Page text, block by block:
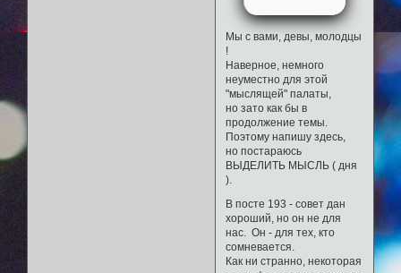
Мы с вами, девы, молодцы
!
Наверное, немного
неуместно для этой
"мыслящей" палаты,
но зато как бы в
продолжение темы.
Поэтому напишу здесь,
но постараюсь
ВЫДЕЛИТЬ МЫСЛЬ ( дня
).
В посте 193 - совет дан
хороший, но он не для
нас. Он - для тех, кто
сомневается.
Как ни странно, некоторая